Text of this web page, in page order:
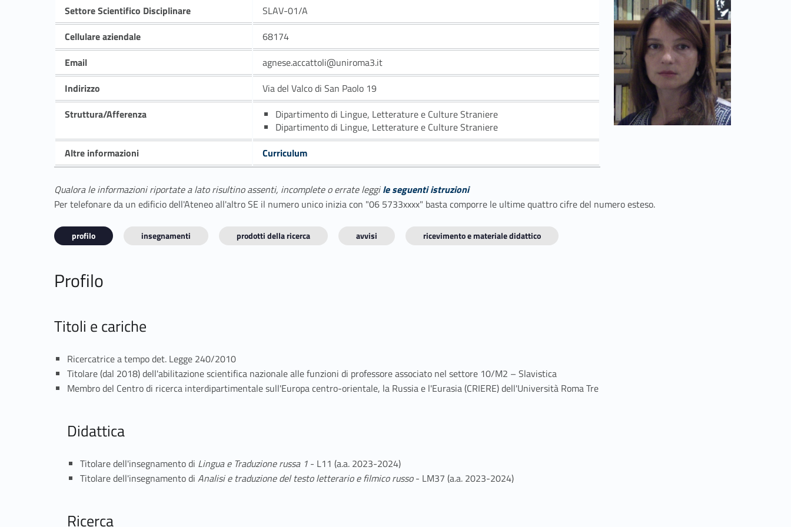
Settore Scientifico Disciplinare
SLAV-01/A
Cellulare aziendale
68174
Email
agnese.accattoli@uniroma3.it
Indirizzo
Via del Valco di San Paolo 19
Struttura/Afferenza
Dipartimento di Lingue, Letterature e Culture Straniere
Dipartimento di Lingue, Letterature e Culture Straniere
Altre informazioni
Curriculum
Qualora le informazioni riportate a lato risultino assenti, incomplete o errate leggile seguenti istruzioni
Per telefonare da un edificio dell'Ateneo all'altro SE il numero unico inizia con "06 5733xxxx" basta comporre le ultime quattro cifre del numero esteso.
profilo insegnamenti prodotti della ricerca avvisi ricevimento e materiale didattico
Profilo
Titoli e cariche
Ricercatrice a tempo det. Legge 240/2010
Titolare (dal 2018) dell'abilitazione scientifica nazionale alle funzioni di professore associato nel settore 10/M2 – Slavistica
Membro del Centro di ricerca interdipartimentale sull'Europa centro-orientale, la Russia e l'Eurasia (CRIERE) dell'Università Roma Tre
Didattica
Titolare dell'insegnamento di Lingua e Traduzione russa 1 - L11 (a.a. 2023-2024)
Titolare dell'insegnamento diAnalisi e traduzione del testo letterario e filmico russo- LM37 (a.a. 2023-2024)
Ricerca